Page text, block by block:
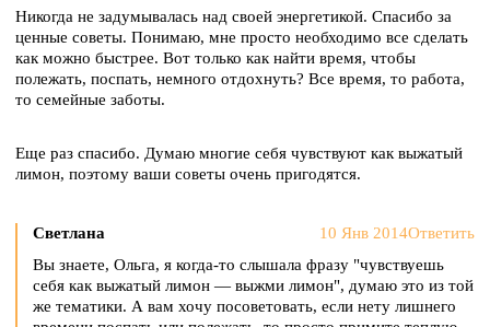
Никогда не задумывалась над своей энергетикой. Спасибо за
ценные советы. Понимаю, мне просто необходимо все сделать
как можно быстрее. Вот только как найти время, чтобы
полежать, поспать, немного отдохнуть? Все время, то работа,
то семейные заботы.
Еще раз спасибо. Думаю многие себя чувствуют как выжатый
лимон, поэтому ваши советы очень пригодятся.
Светлана 10 Янв 2014Ответить
Вы знаете, Ольга, я когда-то слышала фразу "чувствуешь
себя как выжатый лимон — выжми лимон", думаю это из той
же тематики. А вам хочу посоветовать, если нету лишнего